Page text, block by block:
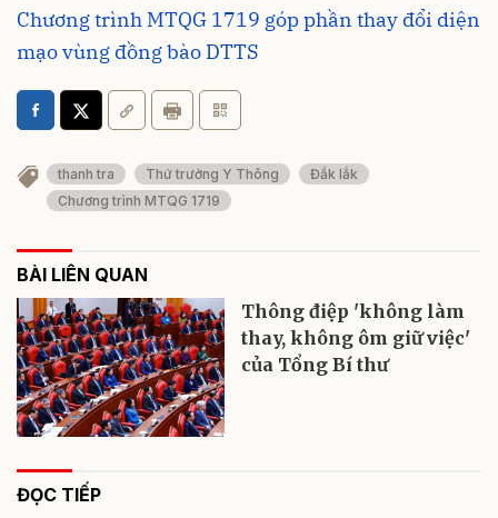
Chương trình MTQG 1719 góp phần thay đổi diện
mạo vùng đồng bào DTTS
thanh tra Thứ trưởng Y Thông
Đắk lắk
Chương trình MTQG 1719
BÀI LIÊN QUAN
Thông điệp 'không làm
thay, không ôm giữ việc'
của Tổng Bí thư
ĐỌC TIẾP